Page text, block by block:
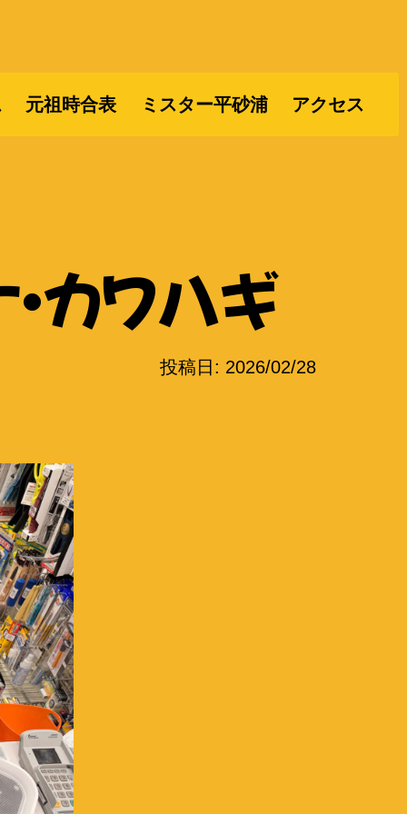
元祖時合表 ミスター平砂浦 アクセス
カワハギ
投稿日: 2026/02/28